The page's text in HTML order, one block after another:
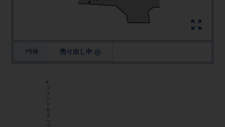
1号棟 売り出し中
※
コ
メ
ン
ト
を
タ
ッ